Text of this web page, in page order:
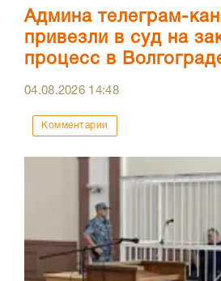
Админа телеграм-
привезли в суд на
процесс в
04.08.2026 14:48
Комментарии